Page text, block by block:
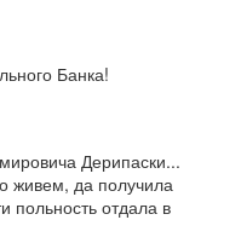
Банка!
Дерипаски...
живем, да получила
польность отдала в